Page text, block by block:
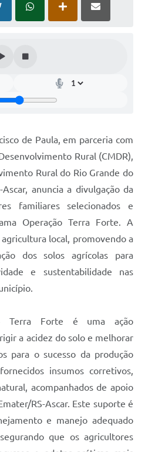
Banrisul
RS
de Paula, em parceria com
Rural (CMDR),
Rural do Rio Grande do
anuncia a divulgação da
familiares selecionados e
Operação Terra Forte. A
local, promovendo a
dos solos agrícolas para
e sustentabilidade nas
Terra Forte é uma ação
a acidez do solo e melhorar
para o sucesso da produção
insumos corretivos,
acompanhados de apoio
RS-Ascar. Este suporte é
e manejo adequado
que os agricultores